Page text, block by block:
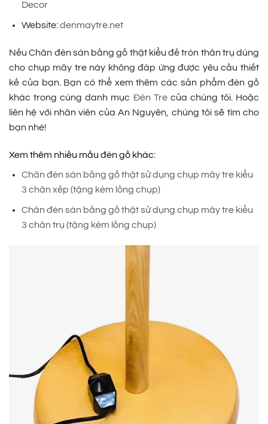
Decor
Website:denmaytre.net
Nếu Chân đèn sàn bằng gỗ thật kiểu đế tròn thân trụ dùng
cho chụp mây tre này không đáp ứng được yêu cầu thiết
kế của bạn. Bạn có thể xem thêm các sản phẩm đèn gỗ
khác trong cùng danh mục Đèn Trecủa chúng tôi. Hoặc
liên hệ với nhân viên của An Nguyên, chúng tôi sẽ tìm cho
bạn nhé!
Xem thêm nhiều mẫu đèn gỗ khác:
Chân đèn sàn bằng gỗ thật sử dụng chụp mây tre kiểu
3 chân xếp (tặng kèm lồng chụp)
Chân đèn sàn bằng gỗ thật sử dụng chụp mây tre kiểu
3 chân trụ (tặng kèm lồng chụp)